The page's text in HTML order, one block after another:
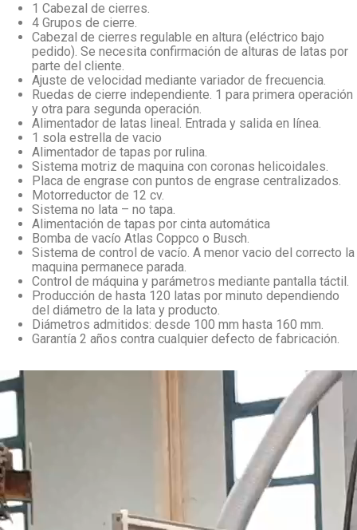
1 Cabezal de cierres.
4 Grupos de cierre.
Cabezal de cierres regulable en altura (eléctrico bajo
pedido). Se necesita confirmación de alturas de latas por
parte del cliente.
Ajuste de velocidad mediante variador de frecuencia.
Ruedas de cierre independiente. 1 para primera operación
y otra para segunda operación.
Alimentador de latas lineal. Entrada y salida en línea.
1 sola estrella de vacio
Alimentador de tapas por rulina.
Sistema motriz de maquina con coronas helicoidales.
Placa de engrase con puntos de engrase centralizados.
Motorreductor de 12 cv.
Sistema no lata – no tapa.
Alimentación de tapas por cinta automática
Bomba de vacío Atlas Coppco o Busch.
Sistema de control de vacío. A menor vacio del correcto la
maquina permanece parada.
Control de máquina y parámetros mediante pantalla táctil.
Producción de hasta 120 latas por minuto dependiendo
del diámetro de la lata y producto.
Diámetros admitidos: desde 100 mm hasta 160 mm.
Garantía 2 años contra cualquier defecto de fabricación.